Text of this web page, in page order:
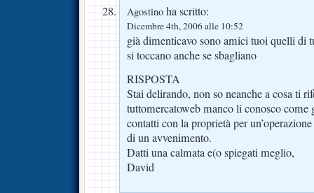
Agostino ha scritto:
Dicembre 4th, 2006 alle 10:52
già dimenticavo sono amici tuoi quelli di
si toccano anche se sbagliano
RISPOSTA
Stai delirando, non so neanche a cosa ti
tuttomercatoweb manco li conosco
contatti con la proprietà per
di un avvenimento.
Datti una calmata e(o spiegati meglio,
David